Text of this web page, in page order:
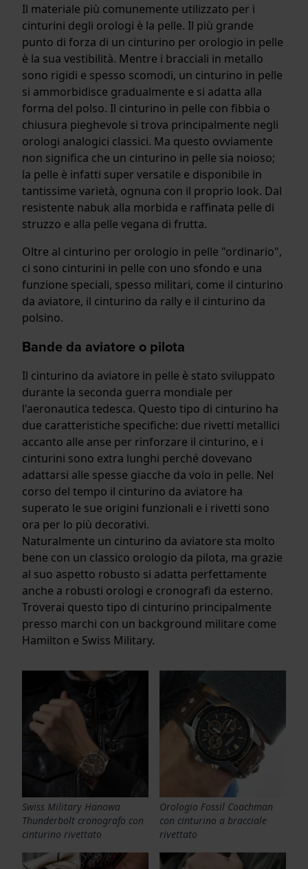
Il materiale più comunemente utilizzato per i
cinturini degli orologi è la pelle. Il più grande
punto di forza di un cinturino per orologio in pelle
è la sua vestibilità. Mentre i bracciali in metallo
sono rigidi e spesso scomodi, un cinturino in pelle
si ammorbidisce gradualmente e si adatta alla
forma del polso. Il cinturino in pelle con fibbia o
chiusura pieghevole si trova principalmente negli
orologi analogici classici. Ma questo ovviamente
non significa che un cinturino in pelle sia noioso;
la pelle è infatti super versatile e disponibile in
tantissime varietà, ognuna con il proprio look. Dal
resistente nabuk alla morbida e raffinata pelle di
struzzo e alla pelle vegana di frutta.
Oltre al cinturino per orologio in pelle "ordinario",
ci sono cinturini in pelle con uno sfondo e una
funzione speciali, spesso militari, come il cinturino
da aviatore, il cinturino da rally e il cinturino da
polsino.
Bande da aviatore o pilota
Il cinturino da aviatore in pelle è stato sviluppato
durante la seconda guerra mondiale per
l'aeronautica tedesca. Questo tipo di cinturino ha
due caratteristiche specifiche: due rivetti metallici
accanto alle anse per rinforzare il cinturino, e i
cinturini sono extra lunghi perché dovevano
adattarsi alle spesse giacche da volo in pelle. Nel
corso del tempo il cinturino da aviatore ha
superato le sue origini funzionali e i rivetti sono
ora per lo più decorativi.
Naturalmente un cinturino da aviatore sta molto
bene con un classico orologio da pilota, ma grazie
al suo aspetto robusto si adatta perfettamente
anche a robusti orologi e cronografi da esterno.
Troverai questo tipo di cinturino principalmente
presso marchi con un background militare come
Hamilton e Swiss Military.
Swiss Military Hanowa
Thunderbolt cronografo con
cinturino rivettato
Orologio Fossil Coachman
con cinturino a bracciale
rivettato